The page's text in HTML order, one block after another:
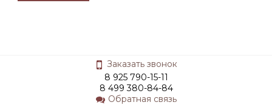
Заказать звонок
8 925 790-15-11
8 499 380-84-84
Обратная связь